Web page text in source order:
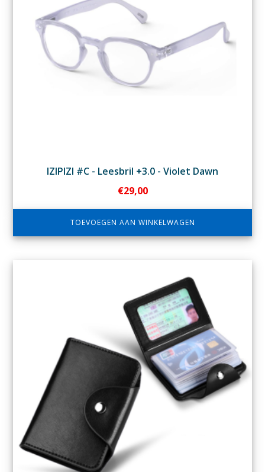
IZIPIZI #C - Leesbril +3.0 - Violet Dawn
€29,00
TOEVOEGEN AAN WINKELWAGEN